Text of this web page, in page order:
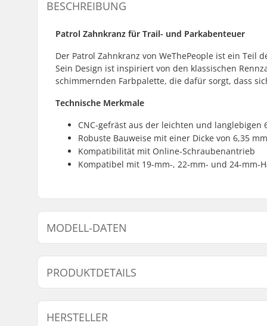
BESCHREIBUNG
Patrol Zahnkranz für Trail- und Parkabenteuer
Der Patrol Zahnkranz von WeThePeople ist ein
Sein Design ist inspiriert von den klassischen
schimmernden Farbpalette, die dafür sorgt, dass
Technische Merkmale
CNC-gefräst aus der leichten und langlebigen
Robuste Bauweise mit einer Dicke von 6,35 mm
Kompatibilität mit Online-Schraubenantrieb
Kompatibel mit 19-mm-, 22-mm- und 24-
MODELL-DATEN
PRODUKTDETAILS
Ritzel-Montage:
19mm,
Gewicht:
HERSTELLER